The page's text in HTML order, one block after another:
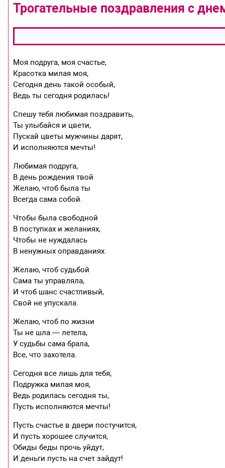
Трогательные поздравления с
Моя подруга, моя счастье,
Красотка милая моя,
Сегодня день такой особый,
Ведь ты сегодня родилась!
Спешу тебя любимая поздравить,
Ты улыбайся и цвети,
Пускай цветы мужчины дарят,
И исполняются мечты!
Любимая подруга,
В день рождения твой
Желаю, чтоб была ты
Всегда сама собой.
Чтобы была свободной
В поступках и желаниях,
Чтобы не нуждалась
В ненужных оправданиях.
Желаю, чтоб судьбой
Сама ты управляла,
И чтоб шанс счастливый,
Свой не упускала.
Желаю, чтоб по жизни
Ты не шла — летела,
У судьбы сама брала,
Все, что захотела.
Сегодня все лишь для тебя,
Подружка милая моя,
Ведь родилась сегодня ты,
Пусть исполняются мечты!
Пусть счастье в двери постучится,
И пусть хорошее случится,
Обиды беды прочь уйдут,
И деньги пусть на счет зайдут!